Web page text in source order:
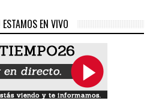
ESTAMOS EN VIVO